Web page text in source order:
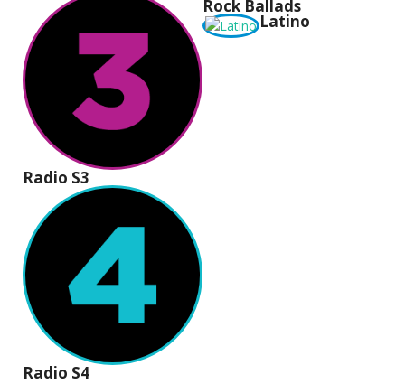
Radio S3
Radio S4
Rock Ballads
Latino